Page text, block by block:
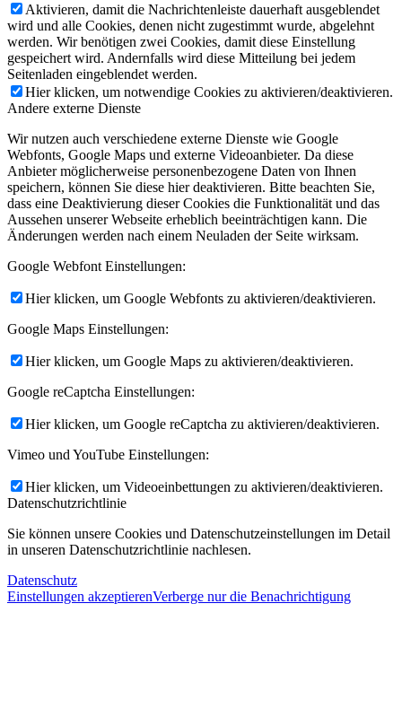
Aktivieren, damit die Nachrichtenleiste dauerhaft ausgeblendet
wird und alle Cookies, denen nicht zugestimmt wurde, abgelehnt
werden. Wir benötigen zwei Cookies, damit diese Einstellung
gespeichert wird. Andernfalls wird diese Mitteilung bei jedem
Seitenladen eingeblendet werden.
Hier klicken, um notwendige Cookies zu aktivieren/deaktivieren.
Andere externe Dienste
Wir nutzen auch verschiedene externe Dienste wie Google
Webfonts, Google Maps und externe Videoanbieter. Da diese
Anbieter möglicherweise personenbezogene Daten von Ihnen
speichern, können Sie diese hier deaktivieren. Bitte beachten Sie,
dass eine Deaktivierung dieser Cookies die Funktionalität und das
Aussehen unserer Webseite erheblich beeinträchtigen kann. Die
Änderungen werden nach einem Neuladen der Seite wirksam.
Google Webfont Einstellungen:
Hier klicken, um Google Webfonts zu aktivieren/deaktivieren.
Google Maps Einstellungen:
Hier klicken, um Google Maps zu aktivieren/deaktivieren.
Google reCaptcha Einstellungen:
Hier klicken, um Google reCaptcha zu aktivieren/deaktivieren.
Vimeo und YouTube Einstellungen:
Hier klicken, um Videoeinbettungen zu aktivieren/deaktivieren.
Datenschutzrichtlinie
Sie können unsere Cookies und Datenschutzeinstellungen im Detail
in unseren Datenschutzrichtlinie nachlesen.
Datenschutz
Einstellungen akzeptierenVerberge nur die Benachrichtigung